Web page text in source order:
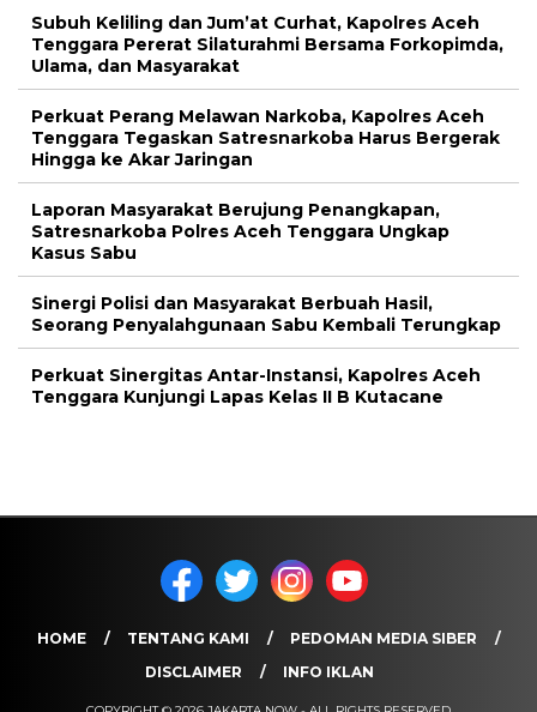
Subuh Keliling dan Jum’at Curhat, Kapolres Aceh
Tenggara Pererat Silaturahmi Bersama Forkopimda,
Ulama, dan Masyarakat
Perkuat Perang Melawan Narkoba, Kapolres Aceh
Tenggara Tegaskan Satresnarkoba Harus Bergerak
Hingga ke Akar Jaringan
Laporan Masyarakat Berujung Penangkapan,
Satresnarkoba Polres Aceh Tenggara Ungkap
Kasus Sabu
Sinergi Polisi dan Masyarakat Berbuah Hasil,
Seorang Penyalahgunaan Sabu Kembali Terungkap
Perkuat Sinergitas Antar-Instansi, Kapolres Aceh
Tenggara Kunjungi Lapas Kelas II B Kutacane
HOME TENTANG KAMI
PEDOMAN MEDIA SIBER
DISCLAIMER
INFO IKLAN